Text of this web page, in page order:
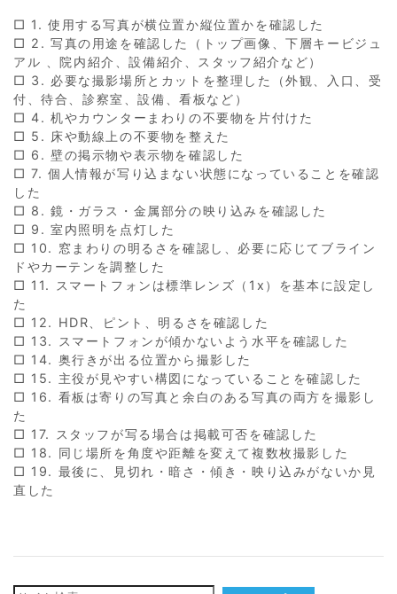
□ 1. 使用する写真が横位置か縦位置かを確認した
□ 2. 写真の用途を確認した（トップ画像、下層キービジュ
アル 、院内紹介、設備紹介、スタッフ紹介など）
□ 3. 必要な撮影場所とカットを整理した（外観、入口、受
付、待合、診察室、設備、看板など）
□ 4. 机やカウンターまわりの不要物を片付けた
□ 5. 床や動線上の不要物を整えた
□ 6. 壁の掲示物や表示物を確認した
□ 7. 個人情報が写り込まない状態になっていることを確認
した
□ 8. 鏡・ガラス・金属部分の映り込みを確認した
□ 9. 室内照明を点灯した
□ 10. 窓まわりの明るさを確認し、必要に応じてブライン
ドやカーテンを調整した
□ 11. スマートフォンは標準レンズ（1x）を基本に設定し
た
□ 12. HDR、ピント、明るさを確認した
□ 13. スマートフォンが傾かないよう水平を確認した
□ 14. 奥行きが出る位置から撮影した
□ 15. 主役が見やすい構図になっていることを確認した
□ 16. 看板は寄りの写真と余白のある写真の両方を撮影し
た
□ 17. スタッフが写る場合は掲載可否を確認した
□ 18. 同じ場所を角度や距離を変えて複数枚撮影した
□ 19. 最後に、見切れ・暗さ・傾き・映り込みがないか見
直した